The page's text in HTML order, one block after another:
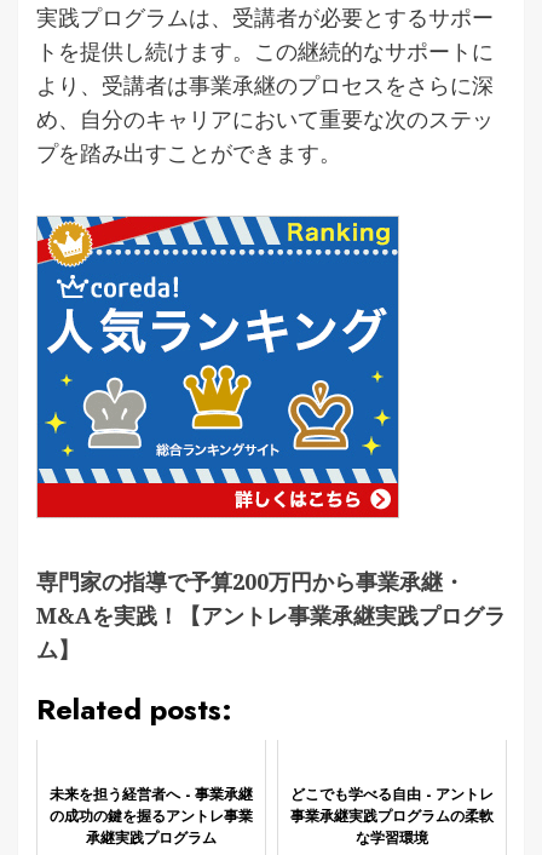
実践プログラムは、受講者が必要とするサポー
トを提供し続けます。この継続的なサポートに
より、受講者は事業承継のプロセスをさらに深
め、自分のキャリアにおいて重要な次のステッ
プを踏み出すことができます。
専門家の指導で予算200万円から事業承継・
M&Aを実践！【アントレ事業承継実践プログラ
ム】
Related posts:
未来を担う経営者へ - 事業承継
の成功の鍵を握るアントレ事業
承継実践プログラム
どこでも学べる自由 - アントレ
事業承継実践プログラムの柔軟
な学習環境